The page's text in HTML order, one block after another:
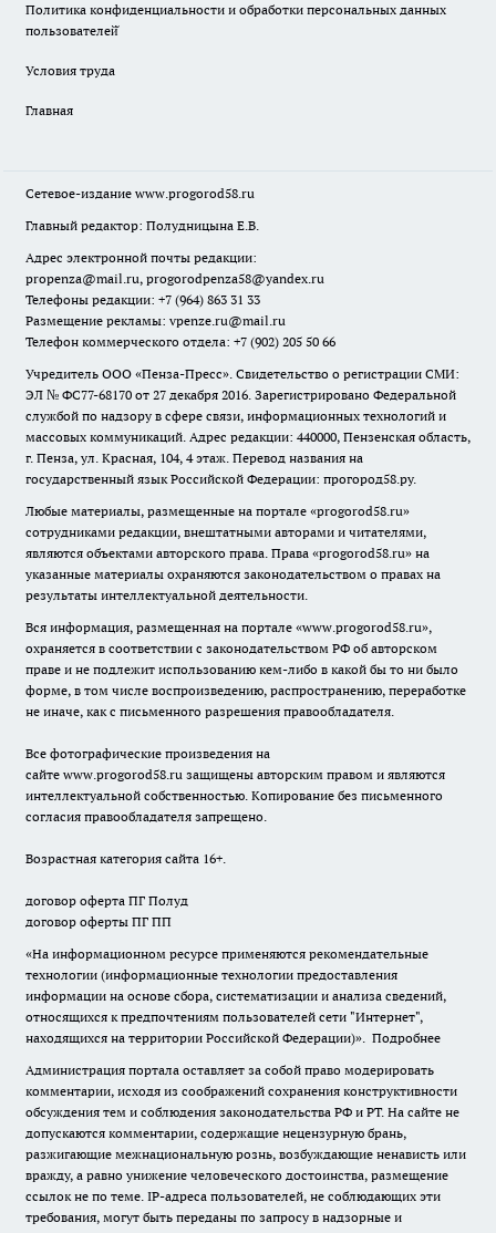
Политика конфиденциальности и обработки персональных данных
пользователей̆
Условия труда
Главная
Сетевое-издание www.progorod58.ru
Главный редактор: Полудницына Е.В.
Адрес электронной почты редакции:
propenza@mail.ru, progorodpenza58@yandex.ru
Телефоны редакции: +7 (964) 863 31 33
Размещение рекламы: vpenze.ru@mail.ru
Телефон коммерческого отдела: +7 (902) 205 50 66
Учредитель ООО «Пенза-Пресс». Свидетельство о регистрации СМИ:
ЭЛ № ФС77-68170 от 27 декабря 2016. Зарегистрировано Федеральной
службой по надзору в сфере связи, информационных технологий и
массовых коммуникаций. Адрес редакции: 440000, Пензенская область,
г. Пенза, ул. Красная, 104, 4 этаж. Перевод названия на
государственный язык Российской Федерации: прогород58.ру.
Любые материалы, размещенные на портале «progorod58.ru»
сотрудниками редакции, внештатными авторами и читателями,
являются объектами авторского права. Права «progorod58.ru» на
указанные материалы охраняются законодательством о правах на
результаты интеллектуальной деятельности.
Вся информация, размещенная на портале «www.progorod58.ru»,
охраняется в соответствии с законодательством РФ об авторском
праве и не подлежит использованию кем-либо в какой бы то ни было
форме, в том числе воспроизведению, распространению, переработке
не иначе, как с письменного разрешения правообладателя.
Все фотографические произведения на
сайте www.progorod58.ru защищены авторским правом и являются
интеллектуальной собственностью. Копирование без письменного
согласия правообладателя запрещено.
Возрастная категория сайта 16+.
договор оферта ПГ Полуд
договор оферты ПГ ПП
«На информационном ресурсе применяются рекомендательные
технологии (информационные технологии предоставления
информации на основе сбора, систематизации и анализа сведений,
относящихся к предпочтениям пользователей сети "Интернет",
находящихся на территории Российской Федерации)». Подробнее
Администрация портала оставляет за собой право модерировать
комментарии, исходя из соображений сохранения конструктивности
обсуждения тем и соблюдения законодательства РФ и РТ. На сайте не
допускаются комментарии, содержащие нецензурную брань,
разжигающие межнациональную рознь, возбуждающие ненависть или
вражду, а равно унижение человеческого достоинства, размещение
ссылок не по теме. IP-адреса пользователей, не соблюдающих эти
требования, могут быть переданы по запросу в надзорные и